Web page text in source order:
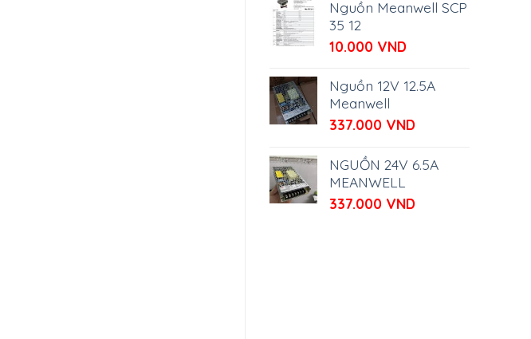
Nguồn Meanwell SCP
35 12
10.000 VND
Nguồn 12V 12.5A
Meanwell
337.000 VND
NGUỒN 24V 6.5A
MEANWELL
337.000 VND